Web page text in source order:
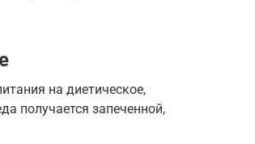
на диетическое,
получается запеченной,